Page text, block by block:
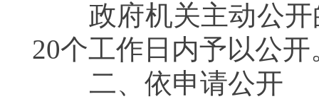
政府机关主动公开
20个工作日内予以公开
二、依申请公开